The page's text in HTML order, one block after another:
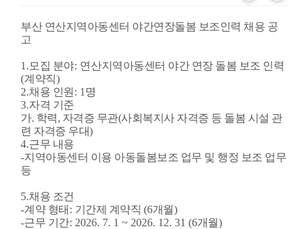
부산 연산지역아동센터 야간연장돌봄 보조인력 채용 공
고
1. 모집 분야: 연산지역아동센터 야간 연장 돌봄 보조 인력
(계약직)
2.채용 인원 : 1 명
3.자격 기준
가. 학력, 자격증 무관(사회복지사 자격증 등 돌봄 시설 관
련 자격증 우대)
4.근무 내용
-지역아동센터 이용 아동돌봄보조 업무 및 행정 보조 업무
등
5.채용 조건
-계약 형태 : 기간제 계약직 (6개월)
-근무 기간: 2026. 7. 1 ~ 2026. 12. 31 (6개월)